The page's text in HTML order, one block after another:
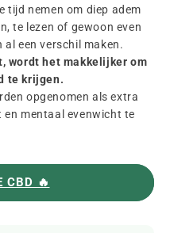
tijd nemen om diep adem
te lezen of gewoon even
al een verschil maken.
wordt het makkelijker om
te krijgen.
opgenomen als extra
mentaal evenwicht te
CBD 🔥